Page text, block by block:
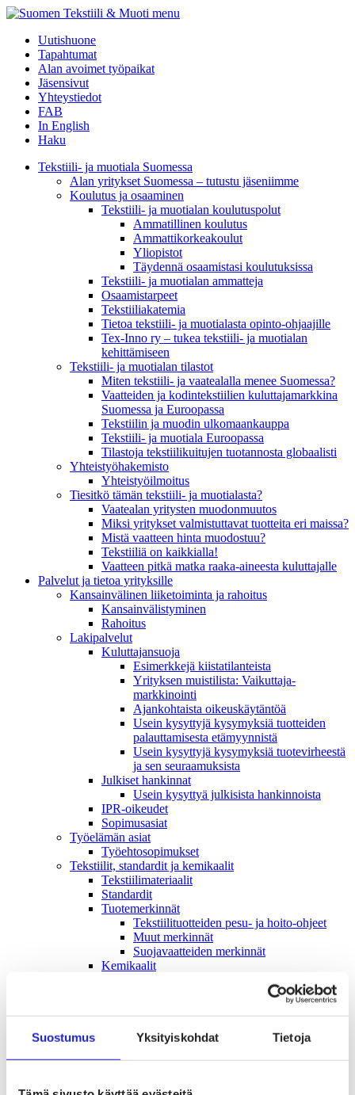
Suostumus Yksityiskohdat Tietoja
menu
Uutishuone
Tapahtumat
Alan avoimet työpaikat
Jäsensivut
Yhteystiedot
FAB
In English
Haku
Tekstiili- ja muotiala Suomessa
Alan yritykset Suomessa – tutustu jäseniimme
Koulutus ja osaaminen
Tekstiili- ja muotialan koulutuspolut
Ammatillinen koulutus
Ammattikorkeakoulut
Yliopistot
Täydennä osaamistasi koulutuksissa
Tekstiili- ja muotialan ammatteja
Osaamistarpeet
Tekstiiliakatemia
Tietoa tekstiili- ja muotialasta opinto-ohjaajille
Tex-Inno ry – tukea tekstiili- ja muotialan
kehittämiseen
Tekstiili- ja muotialan tilastot
Miten tekstiili- ja vaatealalla menee Suomessa?
Vaatteiden ja kodintekstiilien kuluttajamarkkina
Suomessa ja Euroopassa
Tekstiilin ja muodin ulkomaankauppa
Tekstiili- ja muotiala Euroopassa
Tilastoja tekstiilikuitujen tuotannosta globaalisti
Yhteistyö­hakemisto
Yhteistyöilmoitus
Tiesitkö tämän tekstiili- ja muotialasta?
Vaatealan yritysten muodonmuutos
Miksi yritykset valmistuttavat tuotteita eri maissa?
Mistä vaatteen hinta muodostuu?
Tekstiiliä on kaikkialla!
Vaatteen pitkä matka raaka-aineesta kuluttajalle
Palvelut ja tietoa yrityksille
Kansainvälinen liiketoiminta ja rahoitus
Kansain­välistyminen
Rahoitus
Lakipalvelut
Kuluttajansuoja
Esimerkkejä kiistatilanteista
Yrityksen muistilista: Vaikuttaja­
markkinointi
Ajankohtaista oikeuskäytäntöä
Usein kysyttyjä kysymyksiä tuotteiden
palauttamisesta etämyynnistä
Usein kysyttyjä kysymyksiä tuotevirheestä
ja sen seuraamuksista
Julkiset hankinnat
Usein kysyttyä julkisista hankinnoista
IPR-oikeudet
Sopimusasiat
Työelämän asiat
Työehto­sopimukset
Tekstiilit, standardit ja kemikaalit
Tekstiilimateriaalit
Standardit
Tuotemerkinnät
Tekstiilituotteiden pesu- ja hoito-ohjeet
Muut merkinnät
Suojavaatteiden merkinnät
Kemikaalit
Ympäristö & Ilmasto
Tekstiilien kiertotalous